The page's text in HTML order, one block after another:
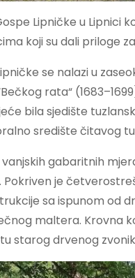
Lipničke u Lipnici
koji su dali priloge
se nalazi u
rata“
bila sjedište
središte čitavog
gabaritnih
Pokriven je
sa ispunom od
maltera. Krovna
starog drvenog